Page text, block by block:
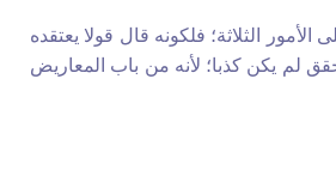
الثلاثة؛ فلكونه قال قولا يعتقده
حقق لم يكن كذبا؛ لأنه من باب المعاريض